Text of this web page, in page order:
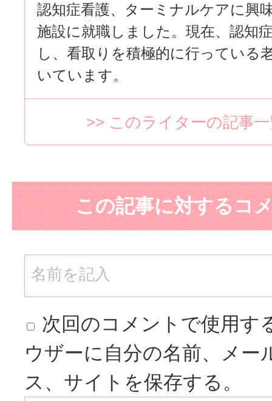
認知症看護、ターミナルケアに興
施設に就職しました。現在、認知
し、看取りを積極的に行っている
いています。
>> このライターの記事
この記事に対するコ
次回のコメントで使用す
ウザーに自分の名前、メー
ス、サイトを保存する。